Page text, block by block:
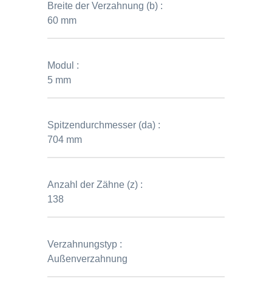
Breite der Verzahnung (b) :
60 mm
Modul :
5 mm
Spitzendurchmesser (da) :
704 mm
Anzahl der Zähne (z) :
138
Verzahnungstyp :
Außenverzahnung